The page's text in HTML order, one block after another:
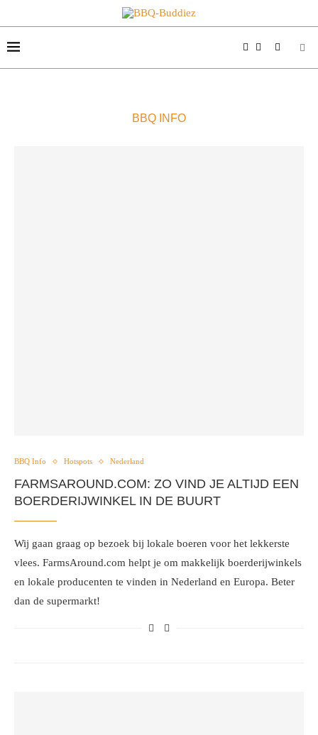
BBQ INFO
BBQ Info Hotspots Nederland
FARMSAROUND.COM: ZO VIND JE ALTIJD EEN
BOERDERIJWINKEL IN DE BUURT
Wij gaan graag op bezoek bij lokale boeren voor het lekkerste
vlees. FarmsAround.com helpt je om makkelijk boerderijwinkels
en lokale producenten te vinden in Nederland en Europa. Beter
dan de supermarkt!